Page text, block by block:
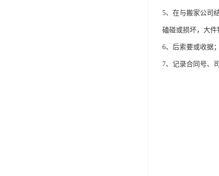
5、在与搬家公司
磕碰或损坏，大
6、后索要或收据
7、记录合同号、